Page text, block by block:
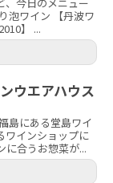
泡ワイン 【丹波ワ
】 ...
ウエアハウス
島にある堂島ワイ
ワインショップに
に合うお惣菜が...